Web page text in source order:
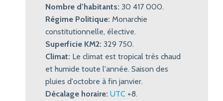
Nombre d’habitants: 30 417 000.
Régime Politique: Monarchie
constitutionnelle, élective.
Superficie KM2: 329 750.
Climat: Le climat est tropical très chaud
et humide toute l'année. Saison des
pluies d'octobre à fin janvier.
Décalage horaire: UTC +8.